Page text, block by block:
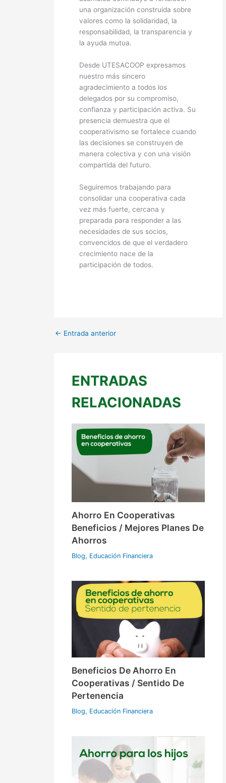
una organización construida sobre
valores como la solidaridad, la
responsabilidad, la transparencia y
la ayuda mutua.
Desde UTESACOOP expresamos
nuestro más sincero
agradecimiento a todos los
delegados por su compromiso,
confianza y participación activa. Su
presencia demuestra que el
cooperativismo se fortalece cuando
las decisiones se construyen de
manera colectiva y con una visión
compartida del futuro.
Seguiremos trabajando para
consolidar una cooperativa cada
vez más fuerte, cercana y
preparada para responder a las
necesidades de sus socios,
convencidos de que el verdadero
crecimiento nace de la
participación de todos.
← Entrada anterior
ENTRADAS
RELACIONADAS
Ahorro En Cooperativas
Beneficios / Mejores Planes De
Ahorros
Blog, Educación Financiera
Beneficios De Ahorro En
Cooperativas / Sentido De
Pertenencia
Blog, Educación Financiera